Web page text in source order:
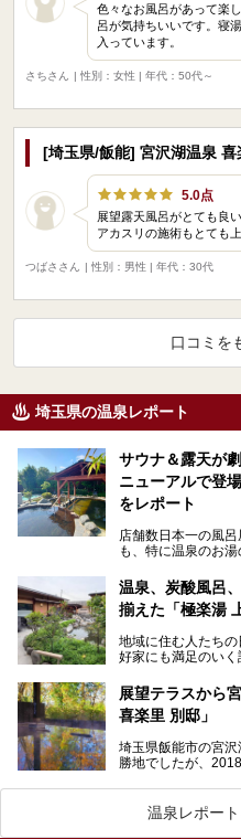
色々なお風呂があって楽
呂が気持ちいいです。寝
入っています。
さちさん
| 性別：女性 | 年代：50代～
[埼玉県/飯能] 宮沢湖温泉 喜
5.0点
展望露天風呂がとても良
アカスリの施術もとても
つばささん
| 性別：男性 | 年代：30代
口コミを
埼玉県の温泉レポート
サウナ＆露天が
ニューアルで登
をレポート
店舗数日本一の風
も、特に温泉のお
温泉、炭酸風呂
揃えた「極楽湯
地域に住む人たち
好家にも満足のいく
展望テラスから
喜楽里 別邸」
埼玉県飯能市の宮
勝地でしたが、
温泉レポー